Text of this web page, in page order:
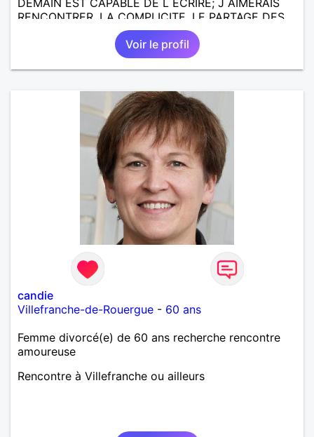
RENCONTRER, LA COMPLICITE, LE PARTAGE DES
BELLES CHOSES DE LA VIE : BALADES, VOYAGES
EN FRANCE OU AILLEURS. ETRE A L ECOUTE DE L
AUTRE, ET LA VIE SERA PLUS BELLE
ENCORE.....................
Voir le profil
candie
Villefranche-de-Rouergue - 60 ans
Femme divorcé(e) de 60 ans recherche rencontre
amoureuse
Rencontre à Villefranche ou ailleurs